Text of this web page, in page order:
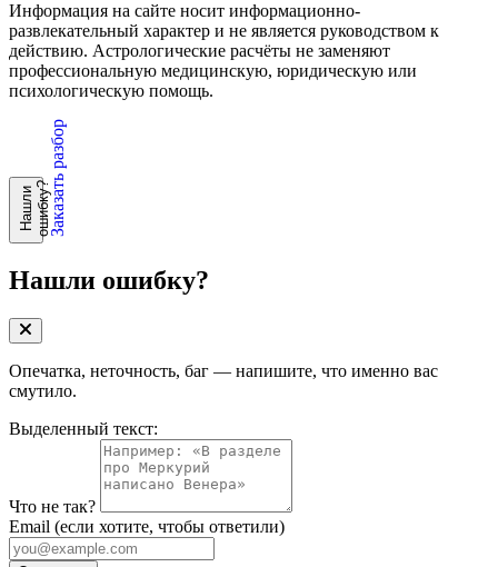
Информация на сайте носит информационно-
развлекательный характер и не является руководством к
действию. Астрологические расчёты не заменяют
профессиональную медицинскую, юридическую или
психологическую помощь.
Н
а
ш
л
и
о
ш
и
б
к
у?Заказать разбор
Нашли ошибку?
Опечатка, неточность, баг — напишите, что именно вас
смутило.
Выделенный текст:
Что не так?
Email (если хотите, чтобы ответили)